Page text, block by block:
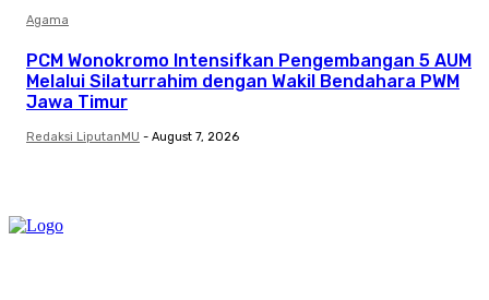
Agama
PCM Wonokromo Intensifkan Pengembangan 5 AUM
Melalui Silaturrahim dengan Wakil Bendahara PWM
Jawa Timur
Redaksi LiputanMU - August 7, 2026